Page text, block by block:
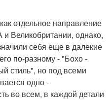
отдельное направление
Великобритании, однако,
себя еще в далекие
по-разному - "Бохо -
стиль", но под всеми
одно -
во всем, в каждой детали